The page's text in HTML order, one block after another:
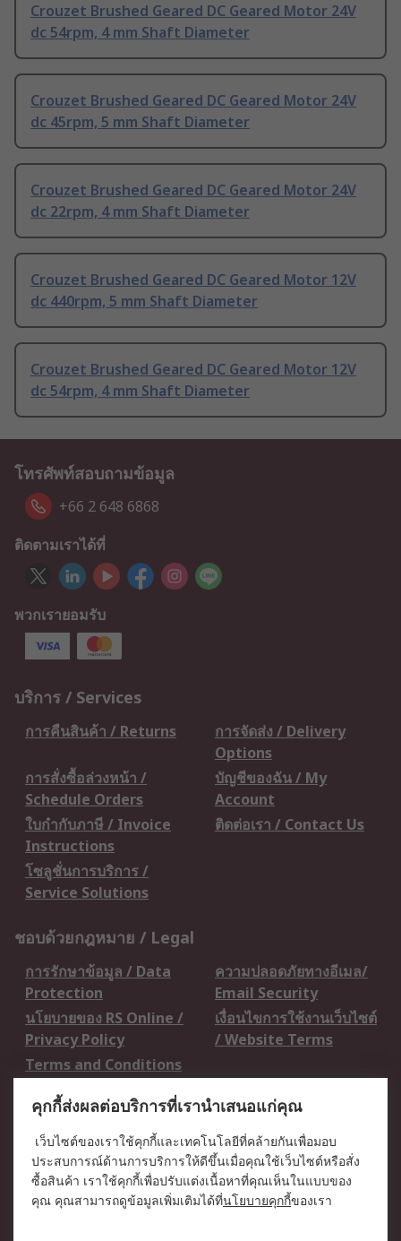
Crouzet Brushed Geared DC Geared Motor 24V
dc 54rpm, 4 mm Shaft Diameter
Crouzet Brushed Geared DC Geared Motor 24V
dc 45rpm, 5 mm Shaft Diameter
Crouzet Brushed Geared DC Geared Motor 24V
dc 22rpm, 4 mm Shaft Diameter
Crouzet Brushed Geared DC Geared Motor 12V
dc 440rpm, 5 mm Shaft Diameter
Crouzet Brushed Geared DC Geared Motor 12V
dc 54rpm, 4 mm Shaft Diameter
โทรศัพท์สอบถามข้อมูล
+66 2 648 6868
ติดตามเราได้ที่
พวกเรายอมรับ
บริการ / Services
การคืนสินค้า / Returns
การจัดส่ง / Delivery
Options
การสั่งซื้อล่วงหน้า /
Schedule Orders
บัญชีของฉัน / My
Account
ใบกำกับภาษี / Invoice
Instructions
ติดต่อเรา / Contact Us
โซลูชั่นการบริการ /
Service Solutions
ชอบด้วยกฎหมาย / Legal
การรักษาข้อมูล / Data
Protection
ความปลอดภัยทางอีเมล/
Email Security
นโยบายของ RS Online /
Privacy Policy
เงื่อนไขการใช้งานเว็บไซต์
/ Website Terms
Terms and Conditions
เกี่ยวกับ RS / About RS
RS ทั่วโลก / RS
Worldwide
ข่าวประชาสัมพันธ์ / Press
Centre
บริษัทในเครือ RS /
วิธีการชำระเงิน /
คุกกี้ส่งผลต่อบริการที่เรานำเสนอแก่คุณ
เว็บไซต์ของเราใช้คุกกี้และเทคโนโลยีที่คล้ายกันเพื่อมอบ
ประสบการณ์ด้านการบริการให้ดีขึ้นเมื่อคุณใช้เว็บไซต์หรือสั่ง
ซื้อสินค้า เราใช้คุกกี้เพื่อปรับแต่งเนื้อหาที่คุณเห็นในแบบของ
คุณ คุณสามารถดูข้อมูลเพิ่มเติมได้ที่นโยบายคุกกี้ของเรา